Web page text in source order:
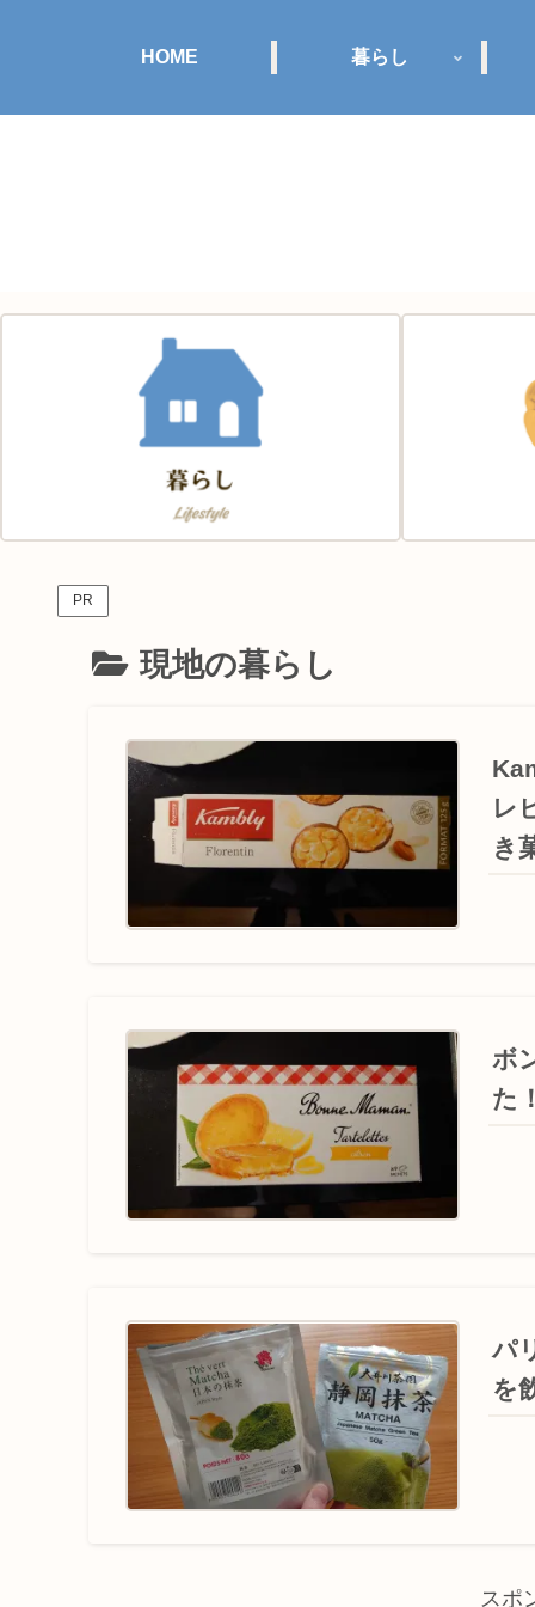
HOME 暮らし
PR
現地の暮らし
レ
き
ボ
た
パ
を
スポ